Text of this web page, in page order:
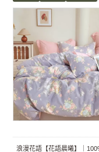
浪漫花語【花語晨曦】｜